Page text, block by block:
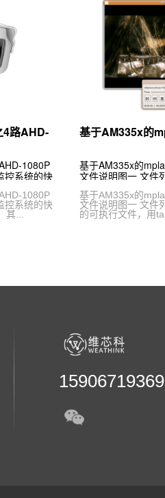
4路AHD-
1080P
控系统的快
1080P
控系统的快
...
基于AM335x的
基于AM335x的
文件说明图一 文件
基于AM335x的
文件说明图一 文件
的可执行文件，用
15906719369